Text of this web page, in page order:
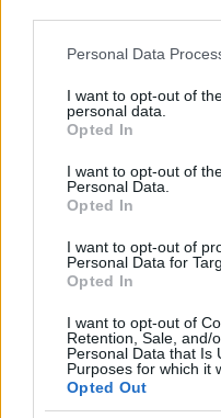
Please note that this
not limited to your visit or
grant or deny consent to
use your data for below
consent section.
Personal Data
I want to opt-out of
personal data.
Opted In
I want to opt-out of
Personal Data.
Opted In
I want to opt-out of
Personal Data for
Opted In
I want to opt-out of
Retention, Sale, and/
Personal Data that Is
Purposes for which it
Opted Out
"Kanada Legfelsőbb
Kanada Legfelsőbb
egyhangúlag úgy
bíróság hatáskörébe.
Isten irányelvei ilyen
Az ítélet:
scc-csc.lexum.com/
csc/en/item/17101/
Előre is köszönöm, ha